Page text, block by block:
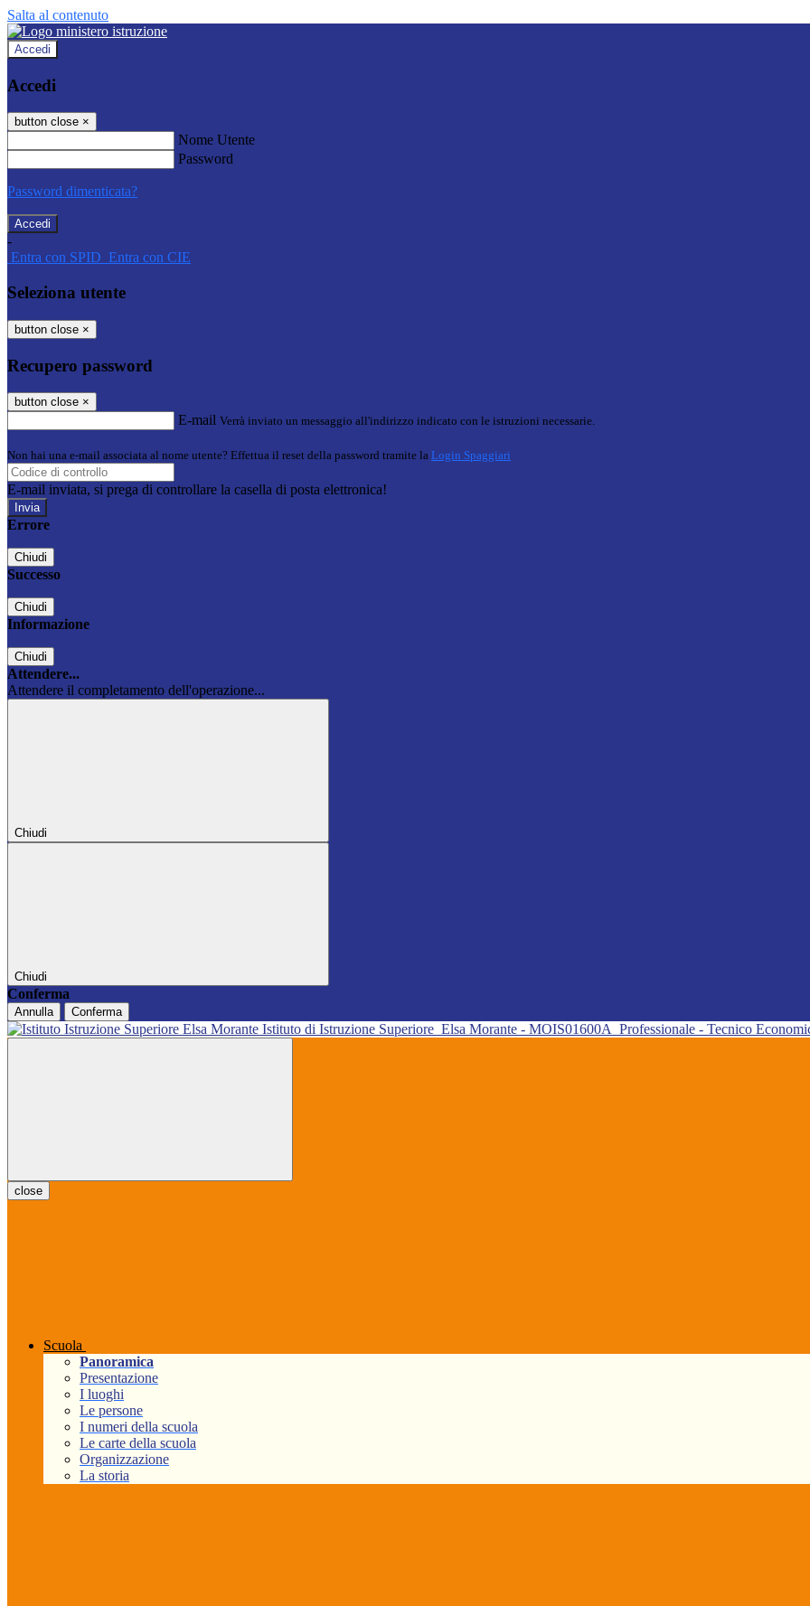
Salta al contenuto
Accedi
Accedi
button close ×
Nome Utente
Password
Password dimenticata?
-
Entra con SPID Entra con CIE
Seleziona utente
button close ×
Recupero password
button close ×
E-mail Verrà inviato un messaggio all'indirizzo indicato con le istruzioni necessarie.
Non hai una e-mail associata al nome utente? Effettua il reset della password tramite la Login Spaggiari
E-mail inviata, si prega di controllare la casella di posta elettronica!
Errore
Chiudi
Successo
Chiudi
Informazione
Chiudi
Attendere...
Attendere il completamento dell'operazione...
Chiudi
Chiudi
Conferma
Annulla Conferma
Istituto di Istruzione Superiore Elsa Morante - MOIS01600A Professionale - Tecnico
close
Scuola
Panoramica
Presentazione
I luoghi
Le persone
I numeri della scuola
Le carte della scuola
Organizzazione
La storia